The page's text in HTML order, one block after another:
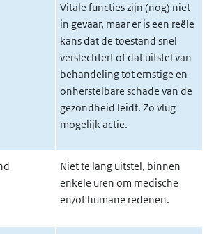
Vitale functies zijn (nog) niet
in gevaar, maar er is een reële
kans dat de toestand snel
verslechtert of dat uitstel van
behandeling tot ernstige en
onherstelbare schade van de
gezondheid leidt. Zo vlug
mogelijk actie.
Niet te lang uitstel, binnen
enkele uren om medische
en/of humane redenen.